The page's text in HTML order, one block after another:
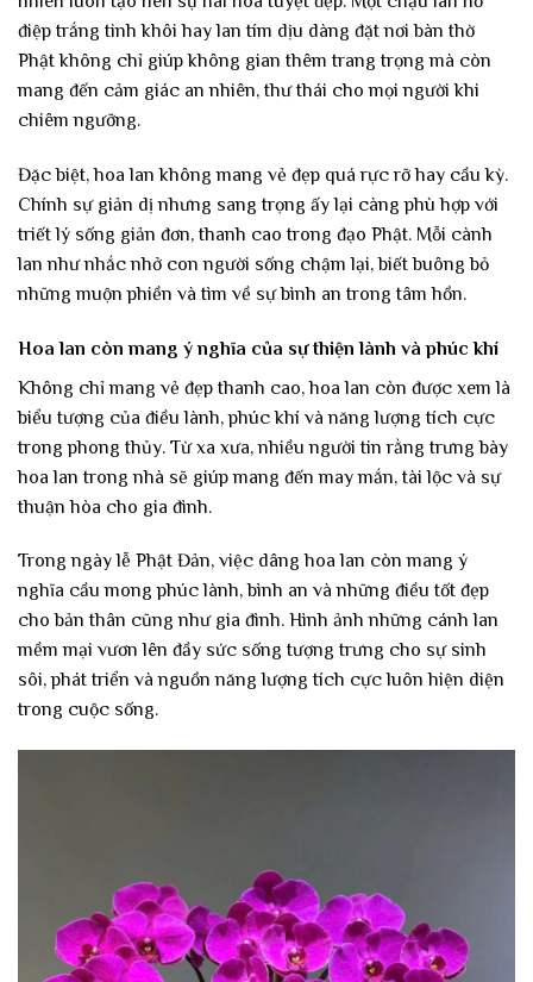
điệp trắng tinh khôi hay lan tím dịu dàng đặt nơi bàn thờ
Phật không chỉ giúp không gian thêm trang trọng mà còn
mang đến cảm giác an nhiên, thư thái cho mọi người khi
chiêm ngưỡng.
Đặc biệt, hoa lan không mang vẻ đẹp quá rực rỡ hay cầu kỳ.
Chính sự giản dị nhưng sang trọng ấy lại càng phù hợp với
triết lý sống giản đơn, thanh cao trong đạo Phật. Mỗi cành
lan như nhắc nhở con người sống chậm lại, biết buông bỏ
những muộn phiền và tìm về sự bình an trong tâm hồn.
Hoa lan còn mang ý nghĩa của sự thiện lành và phúc khí
Không chỉ mang vẻ đẹp thanh cao, hoa lan còn được xem là
biểu tượng của điều lành, phúc khí và năng lượng tích cực
trong phong thủy. Từ xa xưa, nhiều người tin rằng trưng bày
hoa lan trong nhà sẽ giúp mang đến may mắn, tài lộc và sự
thuận hòa cho gia đình.
Trong ngày lễ Phật Đản, việc dâng hoa lan còn mang ý
nghĩa cầu mong phúc lành, bình an và những điều tốt đẹp
cho bản thân cũng như gia đình. Hình ảnh những cánh lan
mềm mại vươn lên đầy sức sống tượng trưng cho sự sinh
sôi, phát triển và nguồn năng lượng tích cực luôn hiện diện
trong cuộc sống.